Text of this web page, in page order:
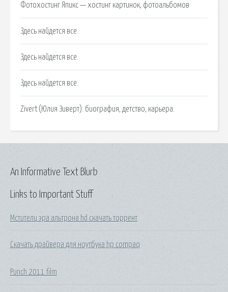
Фотохостинг Япикс — хостинг картинок, фотоальбомов
Здесь найдется все.
Здесь найдется все.
Здесь найдется все.
Zivert (Юлия Зиверт): биография, детство, карьера.
Links to Important Stuff
Мстители эра альтрона hd скачать торрент
Скачать драйвера для ноутбука hp compaq
Punch 2011 film
An Informative Text Blurb